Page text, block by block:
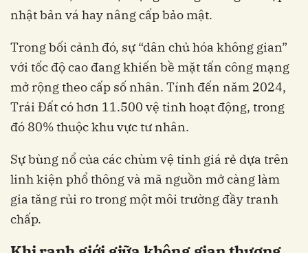
nhật bản vá hay nâng cấp bảo mật.
Trong bối cảnh đó, sự “dân chủ hóa không gian”
với tốc độ cao đang khiến bề mặt tấn công mạng
mở rộng theo cấp số nhân. Tính đến năm 2024,
Trái Đất có hơn 11.500 vệ tinh hoạt động, trong
đó 80% thuộc khu vực tư nhân.
Sự bùng nổ của các chùm vệ tinh giá rẻ dựa trên
linh kiện phổ thông và mã nguồn mở càng làm
gia tăng rủi ro trong một môi trường đầy tranh
chấp.